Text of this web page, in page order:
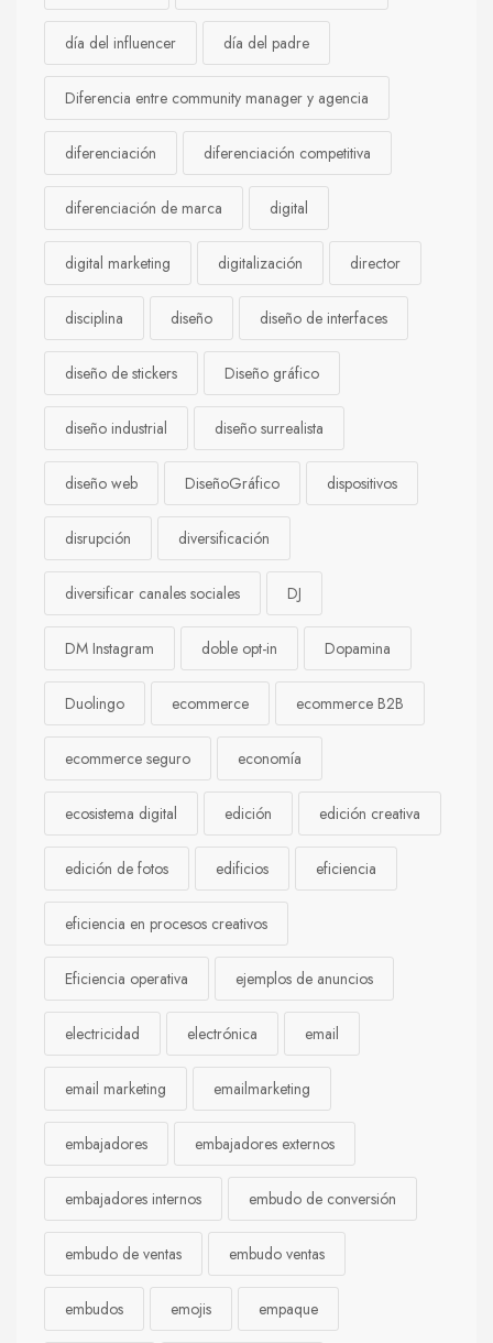
día del influencer día del padre
Diferencia entre community manager y agencia
diferenciación diferenciación competitiva
diferenciación de marca digital
digital marketing digitalización director
disciplina diseño diseño de interfaces
diseño de stickers Diseño gráfico
diseño industrial diseño surrealista
diseño web DiseñoGráfico dispositivos
disrupción diversificación
diversificar canales sociales DJ
DM Instagram doble opt-in Dopamina
Duolingo ecommerce ecommerce B2B
ecommerce seguro economía
ecosistema digital edición edición creativa
edición de fotos edificios eficiencia
eficiencia en procesos creativos
Eficiencia operativa ejemplos de anuncios
electricidad electrónica email
email marketing emailmarketing
embajadores embajadores externos
embajadores internos embudo de conversión
embudo de ventas embudo ventas
embudos emojis empaque